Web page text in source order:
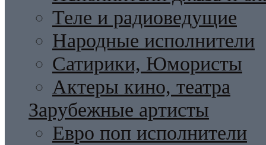
Теле и радиоведущие
Народные исполнители
Сатирики, Юмористы
Актеры кино, театра
Зарубежные артисты
Евро поп исполнители